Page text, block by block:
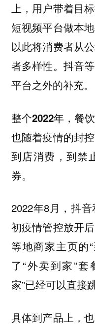
上，用户带着目
短视频平台做本
以此将消费者从
者多样性。抖音
平台之外的补充。
整个2022年，餐
也随着疫情的封
到店消费，到禁
券。
2022年8月，抖
初疫情管控放开
等地商家主页的
了“外卖到家”
家”已经可以直接
具体到产品上，